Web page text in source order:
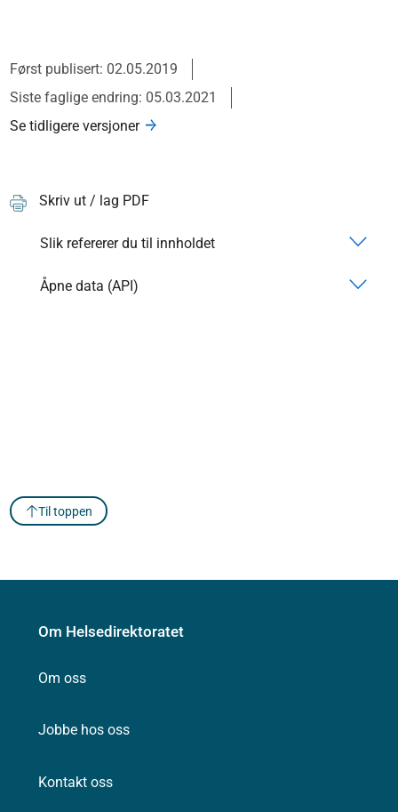
Først publisert: 02.05.2019
Siste faglige endring: 05.03.2021
Se tidligere versjoner
Skriv ut / lag PDF
Slik refererer du til innholdet
Åpne data (API)
Til toppen
Om Helsedirektoratet
Om oss
Jobbe hos oss
Kontakt oss